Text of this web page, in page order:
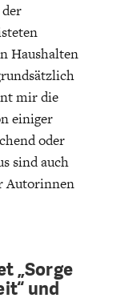
Haushalten
mir die
einiger
oder
sind auch
Autorinnen
„Sorge
und